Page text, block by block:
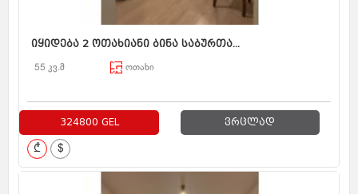
იყიდება 2 ოთახიანი ბინა საბურთა...
55 კვ.მ ოთახი
324800 GEL ვრცლად
₾ $